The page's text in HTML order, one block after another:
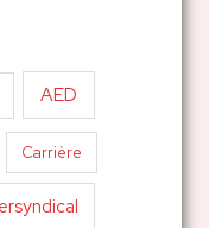
AED
Carrière